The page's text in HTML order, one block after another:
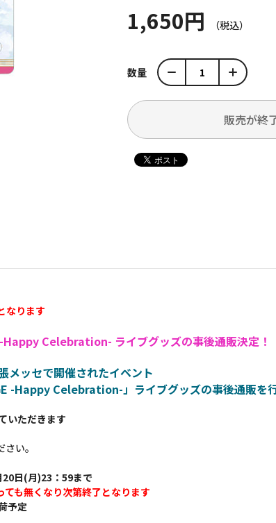
1,650円
数量
販売が終
なります
Celebration- ライブグッズの事後通販決定！
メッセで開催されたイベント
-Happy Celebration-」ライブグッズの事後通販を
いただきます
い。
日(月)23：59まで
も無くなり次第終了となります
予定